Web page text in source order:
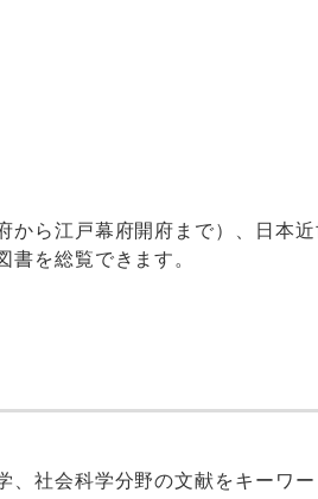
から江戸幕府開府まで）、日本近
書を総覧できます。
、社会科学分野の文献をキーワー